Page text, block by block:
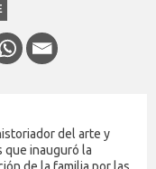
del arte y
que inauguró la